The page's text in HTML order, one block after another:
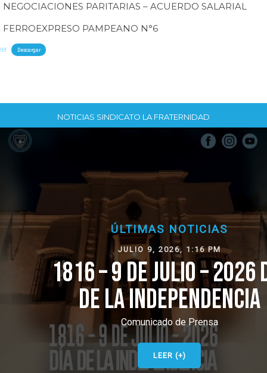
NEGOCIACIONES PARITARIAS – ACUERDO SALARIAL
FERROEXPRESO PAMPEANO N°6
Descargar
NOTICIAS SINDICATO LA FRATERNIDAD
ÚLTIMAS NOTICIAS
JULIO 9, 2026, 1:16 PM
1816 – 9 DE JULIO – 2026 DÍA
DE LA INDEPENDENCIA
Comunicado de Prensa
LEER (+)